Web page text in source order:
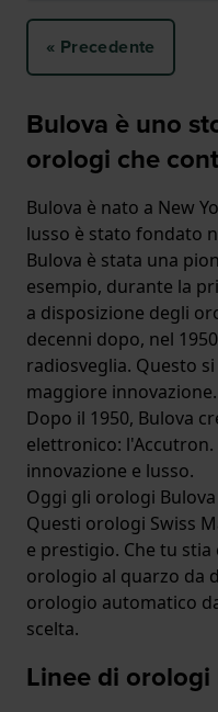
« Precedente
Bulova è uno
orologi che
Bulova è nato a New
lusso è stato fondato
Bulova è stata una
esempio, durante la
a disposizione degli
decenni dopo, nel
radiosveglia. Questo
maggiore innovazione.
Dopo il 1950, Bulova
elettronico:
innovazione e lusso.
Oggi gli orologi
Questi orologi Swiss
e prestigio. Che tu
orologio al quarzo da
orologio automatico
scelta.
Linee di orologi